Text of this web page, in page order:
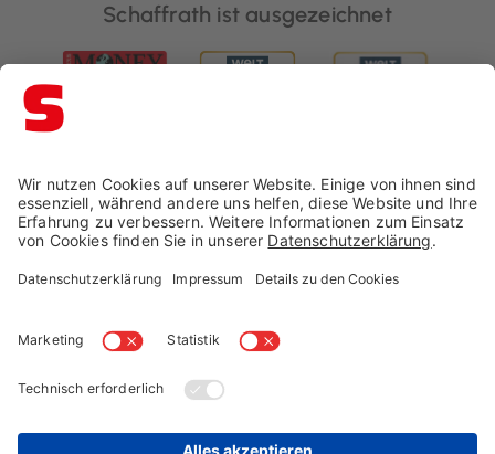
Schaffrath ist ausgezeichnet